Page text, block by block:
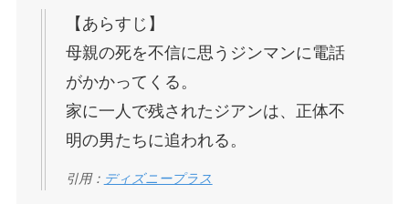
【あらすじ】
母親の死を不信に思うジンマンに電話
がかかってくる。
家に一人で残されたジアンは、正体不
明の男たちに追われる。
引用： ディズニープラス